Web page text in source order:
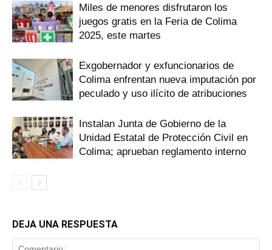
Miles de menores disfrutaron los
juegos gratis en la Feria de Colima
2025, este martes
Exgobernador y exfuncionarios de
Colima enfrentan nueva imputación por
peculado y uso ilícito de atribuciones
Instalan Junta de Gobierno de la
Unidad Estatal de Protección Civil en
Colima; aprueban reglamento interno
DEJA UNA RESPUESTA